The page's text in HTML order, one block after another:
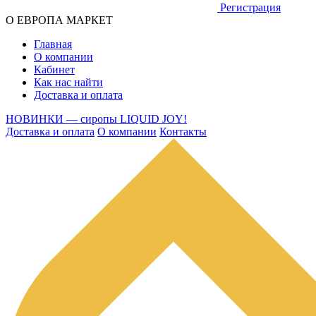
Регистрация
О ЕВРОПА МАРКЕТ
Главная
О компании
Кабинет
Как нас найти
Доставка и оплата
НОВИНКИ — сиропы LIQUID JOY!
Доставка и оплата О компании Контакты